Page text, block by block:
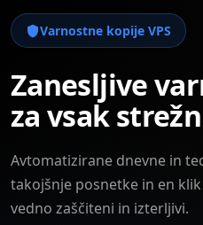
Varnostne kopije VPS
Zanesljive
za vsak
Avtomatizirane dnevne in
takojšnje posnetke in en
vedno zaščiteni in izterljivi.